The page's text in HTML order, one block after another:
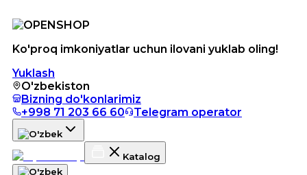
Ko'proq imkoniyatlar uchun ilovani yuklab oling!
Yuklash
O'zbekiston
Bizning do'konlarimiz
+998 71 203 66 60
Telegram operator
Katalog